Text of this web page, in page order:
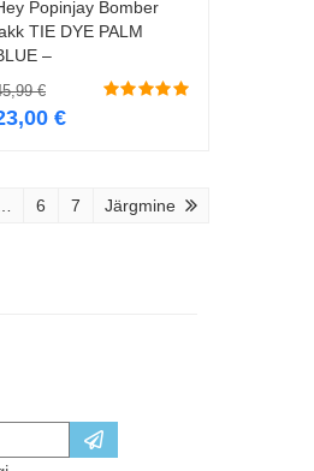
Vali
Popinjay Bomber
TIE DYE PALM
–
€
€
6 7 Järgmine